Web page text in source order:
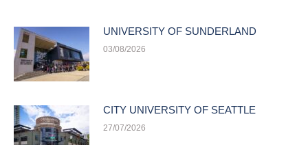
UNIVERSITY OF SUNDERLAND
03/08/2026
CITY UNIVERSITY OF SEATTLE
27/07/2026